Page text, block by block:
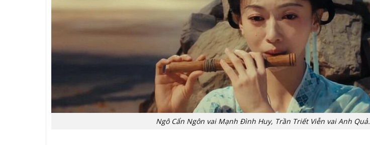
Ngô Cẩn Ngôn vai Mạnh Đình Huy, Trần Triết Viễn vai Anh Quả.